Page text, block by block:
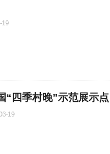
19
“四季村晚”示范展示点
19